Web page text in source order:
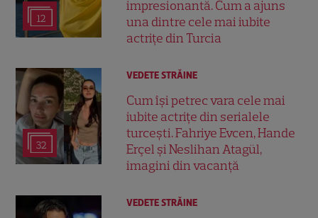
12
impresionantă. Cum a ajuns
una dintre cele mai iubite
actrițe din Turcia
32
VEDETE STRĂINE
Cum își petrec vara cele mai
iubite actrițe din serialele
turcești. Fahriye Evcen, Hande
Erçel și Neslihan Atagül,
imagini din vacanță
VEDETE STRĂINE